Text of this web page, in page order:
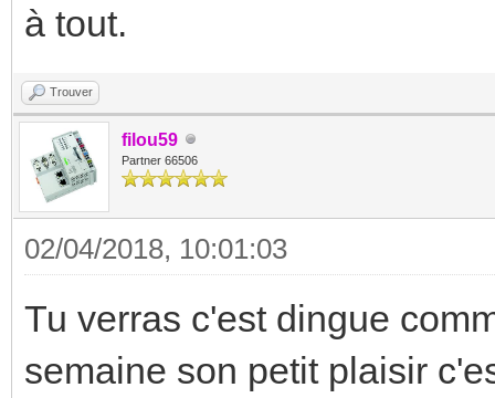
à tout.
Trouver
filou59
Partner 66506
02/04/2018, 10:01:03
Tu verras c'est dingue
semaine son petit plaisir